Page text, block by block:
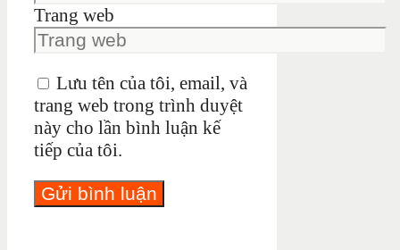
Trang web
Lưu tên của tôi, email, và
trang web trong trình duyệt
này cho lần bình luận kế
tiếp của tôi.